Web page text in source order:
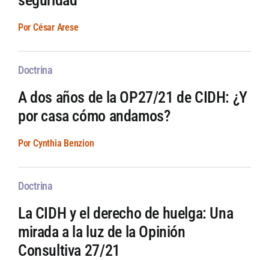
Por César Arese
Doctrina
A dos años de la OP27/21 de CIDH: ¿Y
por casa cómo andamos?
Por Cynthia Benzion
Doctrina
La CIDH y el derecho de huelga: Una
mirada a la luz de la Opinión
Consultiva 27/21